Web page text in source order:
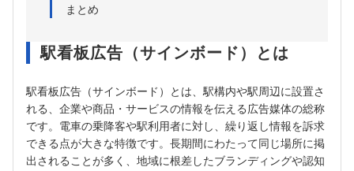
まとめ
駅看板広告（サインボード）とは
駅看板広告（サインボード）とは、駅構内や駅周辺に設置さ
れる、企業や商品・サービスの情報を伝える広告媒体の総称
です。電車の乗降客や駅利用者に対し、繰り返し情報を訴求
できる点が大きな特徴です。長期間にわたって同じ場所に掲
出されることが多く、地域に根差したブランディングや認知